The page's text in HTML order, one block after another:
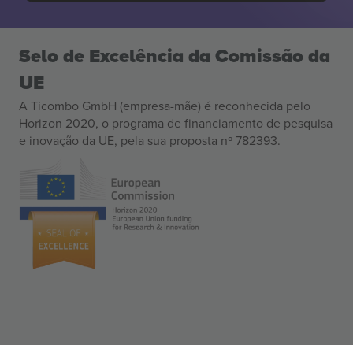
Selo de Excelência da Comissão da
UE
A Ticombo GmbH (empresa-mãe) é reconhecida pelo
Horizon 2020, o programa de financiamento de pesquisa
e inovação da UE, pela sua proposta nº 782393.